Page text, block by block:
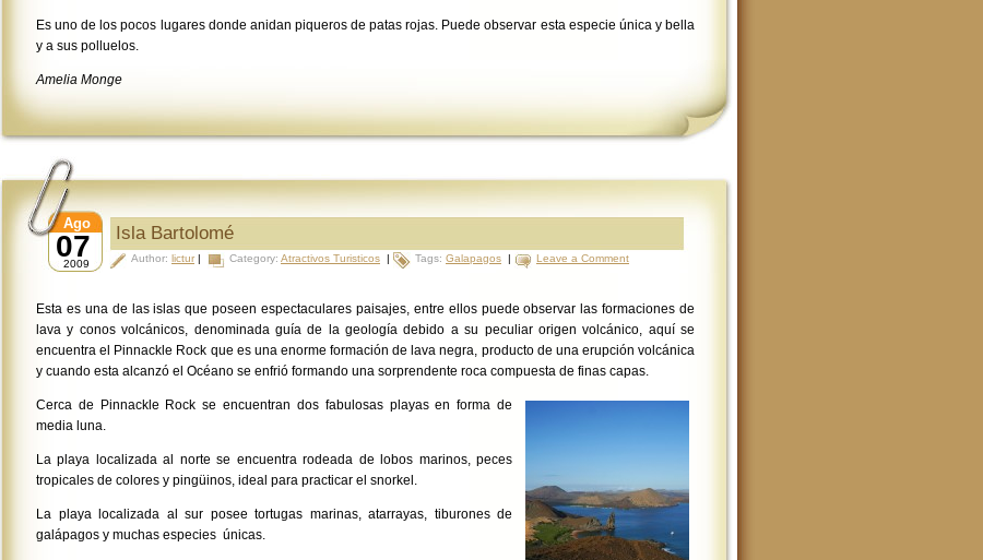
Es uno de los pocos lugares donde anidan piqueros de patas rojas. Puede observar esta especie única y bella
y a sus polluelos.
Amelia Monge
07
Ago
2009
Isla Bartolomé
Author: lictur | Category: Atractivos Turisticos | Tags: Galapagos | Leave a Comment
Esta es una de las islas que poseen espectaculares paisajes, entre ellos puede observar las formaciones de
lava y conos volcánicos, denominada guía de la geología debido a su peculiar origen volcánico, aquí se
encuentra el Pinnackle Rock que es una enorme formación de lava negra, producto de una erupción volcánica
y cuando esta alcanzó el Océano se enfrió formando una sorprendente roca compuesta de finas capas.
Cerca de Pinnackle Rock se encuentran dos fabulosas playas en forma de
media luna.
La playa localizada al norte se encuentra rodeada de lobos marinos, peces
tropicales de colores y pingüinos, ideal para practicar el snorkel.
La playa localizada al sur posee tortugas marinas, atarrayas, tiburones de
galápagos y muchas especies únicas.